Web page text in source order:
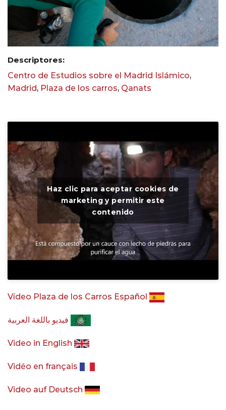
Descriptores:
Centro de Estudios sobre el Madrid Islámico,
Madrid, Plaza de los carros, Qanats
Haz clic para aceptar cookies de
marketing y permitir este
contenido
Vídeo Plaza de los Carros Español
فيديو باللغة العربية
Video in English
Vidéo en français
Video auf Deutsch